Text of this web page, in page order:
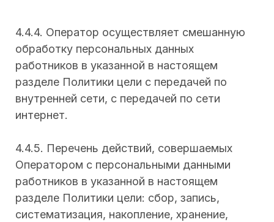
4.4.4. Оператор осуществляет смешанную
обработку персональных данных
работников в указанной в настоящем
разделе Политики цели с передачей по
внутренней сети, с передачей по сети
интернет.
4.4.5. Перечень действий, совершаемых
Оператором с персональными данными
работников в указанной в настоящем
разделе Политики цели: сбор, запись,
систематизация, накопление, хранение,